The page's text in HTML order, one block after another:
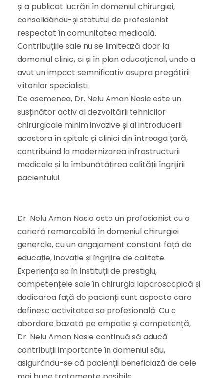
și a publicat lucrări în domeniul chirurgiei,
consolidându-și statutul de profesionist
respectat în comunitatea medicală.
Contribuțiile sale nu se limitează doar la
domeniul clinic, ci și în plan educațional, unde a
avut un impact semnificativ asupra pregătirii
viitorilor specialiști.
De asemenea, Dr. Nelu Aman Nasie este un
susținător activ al dezvoltării tehnicilor
chirurgicale minim invazive și al introducerii
acestora în spitale și clinici din întreaga țară,
contribuind la modernizarea infrastructurii
medicale și la îmbunătățirea calității îngrijirii
pacientului.
Dr. Nelu Aman Nasie este un profesionist cu o
carieră remarcabilă în domeniul chirurgiei
generale, cu un angajament constant față de
educație, inovație și îngrijire de calitate.
Experiența sa în instituții de prestigiu,
competențele sale în chirurgia laparoscopică și
dedicarea față de pacienți sunt aspecte care
definesc activitatea sa profesională. Cu o
abordare bazată pe empatie și competență,
Dr. Nelu Aman Nasie continuă să aducă
contribuții importante în domeniul său,
asigurându-se că pacienții beneficiază de cele